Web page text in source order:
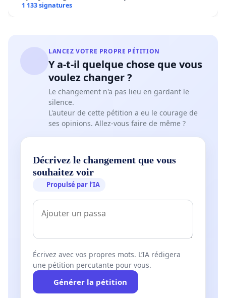
1 133 signatures
LANCEZ VOTRE PROPRE PÉTITION
Y a-t-il quelque chose que vous
voulez changer ?
Le changement n'a pas lieu en gardant le
silence.
L'auteur de cette pétition a eu le courage de
ses opinions. Allez-vous faire de même ?
Décrivez le changement que vous
souhaitez voir
Propulsé par l’IA
Écrivez avec vos propres mots. L’IA rédigera
une pétition percutante pour vous.
Générer la pétition